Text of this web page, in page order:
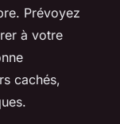
Prévoyez
à votre
cachés,